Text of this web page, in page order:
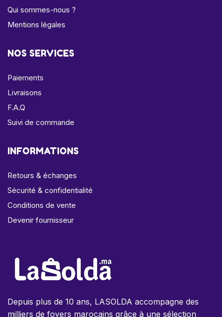
Qui sommes-nous ?
Mentions légales
NOS SERVICES
Paiements
Livraisons
F.A.Q
Suivi de commande
INFORMATIONS
Retours & échanges
Sécurité & confidentialité
Conditions de vente
Devenir fournisseur
Depuis plus de 10 ans, LASOLDA accompagne des
milliers de foyers marocains grâce à une sélection